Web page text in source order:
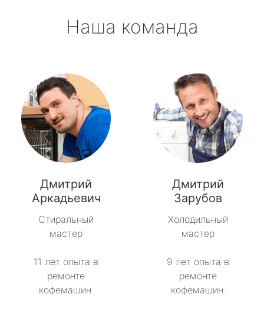
Наша команда
Дмитрий
Аркадьевич
Стиральный
мастер
11 лет опыта в
ремонте
кофемашин.
Дмитрий
Зарубов
Холодильный
мастер
9 лет опыта в
ремонте
кофемашин.